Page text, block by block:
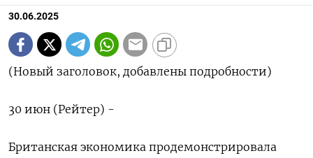
30.06.2025
(Новый заголовок, добавлены подробности)
30 июн (Рейтер) -
Британская экономика продемонстрировала